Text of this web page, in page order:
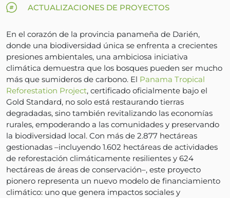
ACTUALIZACIONES DE PROYECTOS
En el corazón de la provincia panameña de Darién,
donde una biodiversidad única se enfrenta a crecientes
presiones ambientales, una ambiciosa iniciativa
climática demuestra que los bosques pueden ser mucho
más que sumideros de carbono. El Panama Tropical
Reforestation Project, certificado oficialmente bajo el
Gold Standard, no solo está restaurando tierras
degradadas, sino también revitalizando las economías
rurales, empoderando a las comunidades y preservando
la biodiversidad local. Con más de 2.877 hectáreas
gestionadas –incluyendo 1.602 hectáreas de actividades
de reforestación climáticamente resilientes y 624
hectáreas de áreas de conservación–, este proyecto
pionero representa un nuevo modelo de financiamiento
climático: uno que genera impactos sociales y